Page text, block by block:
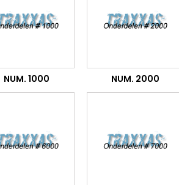
NUM. 1000 NUM. 2000